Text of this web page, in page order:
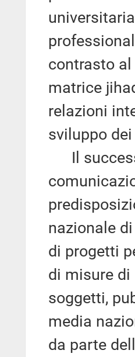
contrasto
matrice
relazioni
sviluppo
Il
nazionale
di progetti
di misure
soggetti,
media
da parte